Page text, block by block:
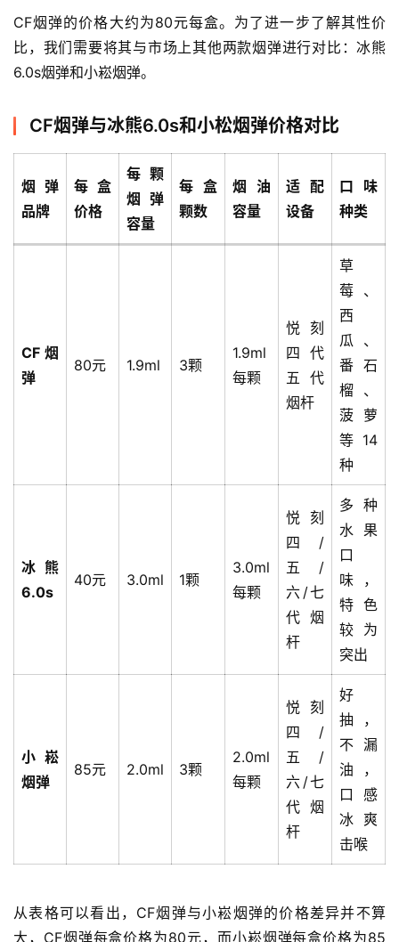
讯
百
一
CF烟弹的价格大约为80元每盒。为了进一步了解其性价
比，我们需要将其与市场上其他两款烟弹进行对比：冰熊
6.0s烟弹和小崧烟弹。
CF烟弹与冰熊6.0s和小松烟弹价格对比
烟弹
品牌
每盒
价格
每颗
烟弹
容量
每盒
颗数
烟油
容量
适配
设备
口味
种类
CF烟
弹
80元 1.9ml 3颗
1.9ml
每颗
悦刻
四代
五代
烟杆
草
莓、
西
瓜、
番石
榴、
菠萝
等14
种
冰熊
6.0s
40元 3.0ml 1颗
3.0ml
每颗
悦刻
四/
五/
六/七
代烟
杆
多种
水果
口
味，
特色
较为
突出
小崧
烟弹
85元 2.0ml 3颗
2.0ml
每颗
悦刻
四/
五/
六/七
代烟
杆
好
抽，
不漏
油，
口感
冰爽
击喉
从表格可以看出，CF烟弹与小崧烟弹的价格差异并不算
大，CF烟弹每盒价格为80元，而小崧烟弹每盒价格为85